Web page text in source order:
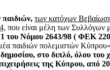
των κατόχων
που είναι μέλη των Συλλόγων
του Νόμου 2643/98 ( ΦΕΚ
παιδιών πολεμιστών Κύπρου»
στο διπλό, όλου του
της Κύπρου, από